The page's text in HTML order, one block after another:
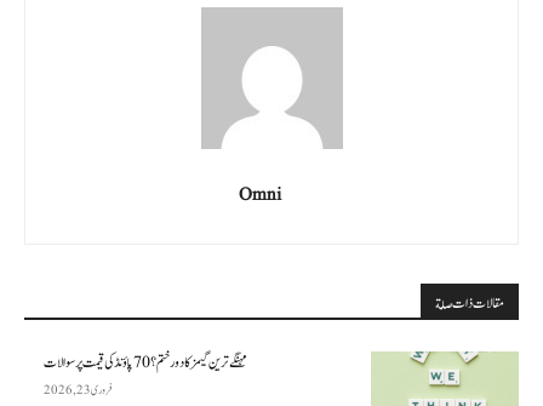
Omni
مقالات ذات صلة
مہنگے ترین گیمز کا دور ختم؟ 70 پاؤنڈ کی قیمت پر سوالات
فروری 23, 2026